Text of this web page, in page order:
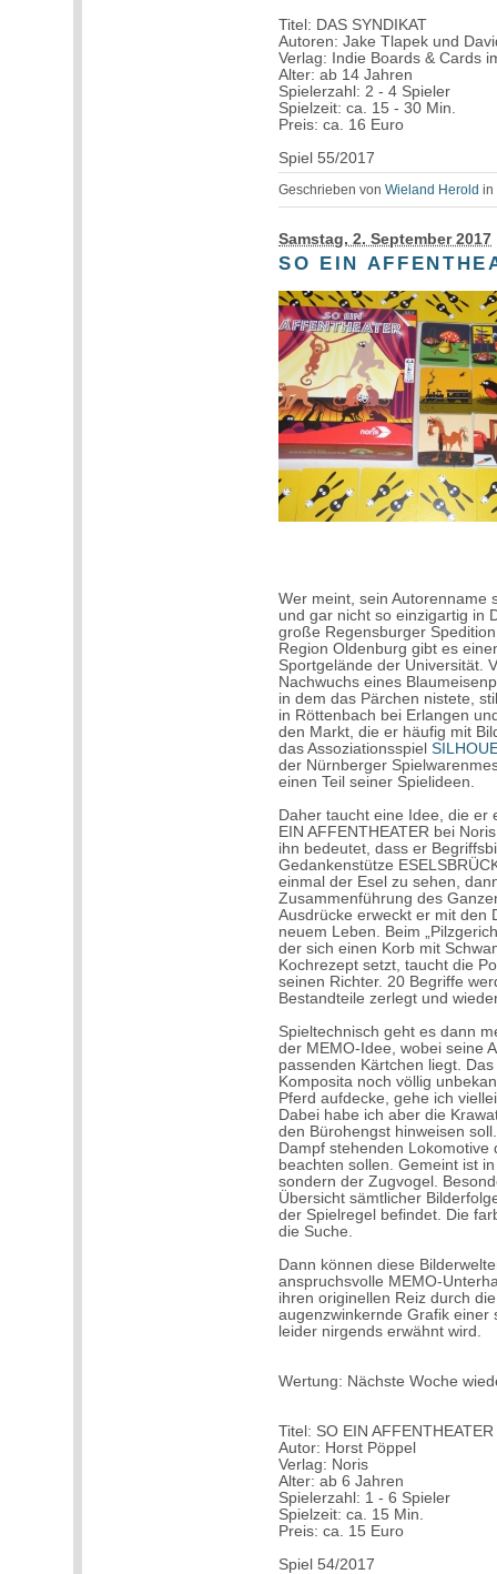
Titel: DAS SYNDIKAT
Autoren: Jake Tlapek und
Verlag: Indie Boards & Cards
Alter: ab 14 Jahren
Spielerzahl: 2 - 4 Spieler
Spielzeit: ca. 15 - 30 Min.
Preis: ca. 16 Euro
Spiel 55/2017
Geschrieben vonWieland Herold in
Samstag, 2. September 2017
SO EIN
Wer meint, sein Autorenname
und gar nicht so einzigartig in
große Regensburger
Region Oldenburg gibt es
Sportgelände der Universität.
Nachwuchs eines
in dem das Pärchen nistete,
in Röttenbach bei Erlangen
den Markt, die er häufig mit
das Assoziationsspiel
der Nürnberger
einen Teil seiner Spielideen.
Daher taucht eine Idee, die er
EIN AFFENTHEATER bei
ihn bedeutet, dass er
Gedankenstütze
einmal der Esel zu sehen,
Zusammenführung des
Ausdrücke erweckt er mit den
neuem Leben. Beim
der sich einen Korb mit
Kochrezept setzt, taucht die
seinen Richter. 20 Begriffe
Bestandteile zerlegt und
Spieltechnisch geht es dann
der MEMO-Idee, wobei seine
passenden Kärtchen liegt.
Komposita noch völlig
Pferd aufdecke, gehe ich
Dabei habe ich aber die
den Bürohengst hinweisen
Dampf stehenden Lokomotive
beachten sollen. Gemeint ist
sondern der Zugvogel.
Übersicht sämtlicher
der Spielregel befindet. Die
die Suche.
Dann können diese
anspruchsvolle MEMO-
ihren originellen Reiz durch
augenzwinkernde Grafik einer
leider nirgends erwähnt wird.
Wertung: Nächste Woche
Titel: SO EIN AFFENTHEATER
Autor: Horst Pöppel
Verlag: Noris
Alter: ab 6 Jahren
Spielerzahl: 1 - 6 Spieler
Spielzeit: ca. 15 Min.
Preis: ca. 15 Euro
Spiel 54/2017